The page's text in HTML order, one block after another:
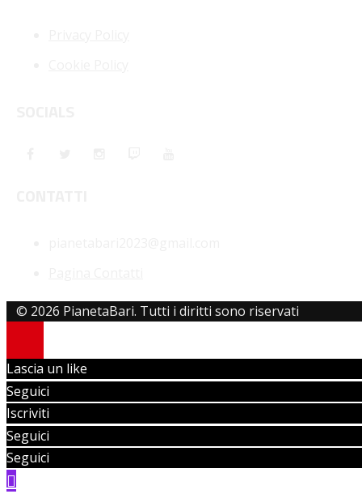
© 2026 PianetaBari. Tutti i diritti sono riservati
Lascia un like
Seguici
Iscriviti
Seguici
Seguici